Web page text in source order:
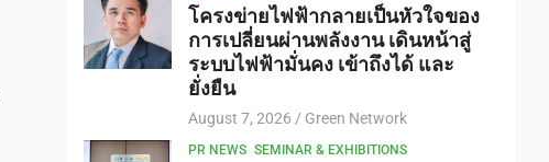
โครงข่ายไฟฟ้ากลายเป็นหัวใจของ
การเปลี่ยนผ่านพลังงาน เดินหน้าสู่
ระบบไฟฟ้ามั่นคง เข้าถึงได้ และ
ยั่งยืน
August 7, 2026 Green Network
PR NEWS SEMINAR & EXHIBITIONS